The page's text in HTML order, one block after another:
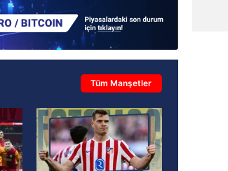
Tüm Manşetler